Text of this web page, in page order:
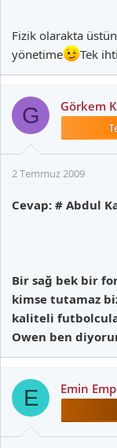
Fizik olarakta
yönetime
Tek
G Görkem
2 Temmuz 2009
Cevap: # Abdul
Bir sağ bek bir
kimse tutamaz
kaliteli
Owen ben
E Emin